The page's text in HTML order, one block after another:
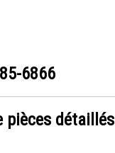
6866
pièces détaillés